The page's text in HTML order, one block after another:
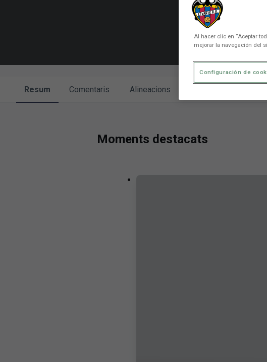
Resum Comentaris Alineacions
Moments destacats
Al hacer clic en “Aceptar
mejorar la navegación del
Configuración de